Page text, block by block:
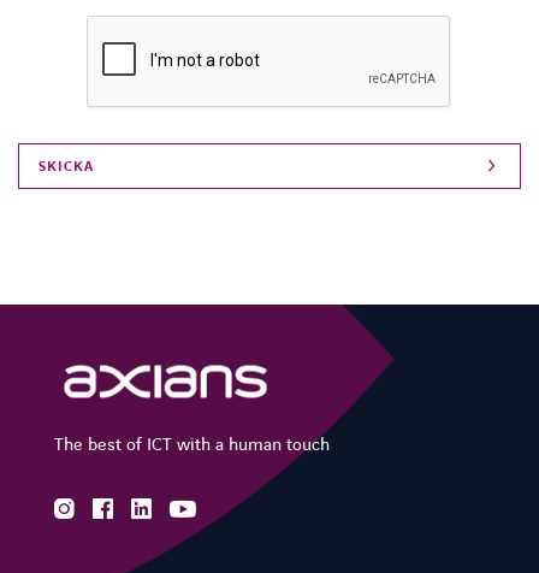
The best of ICT with a human touch
instagramfacebooklinkedinyoutube